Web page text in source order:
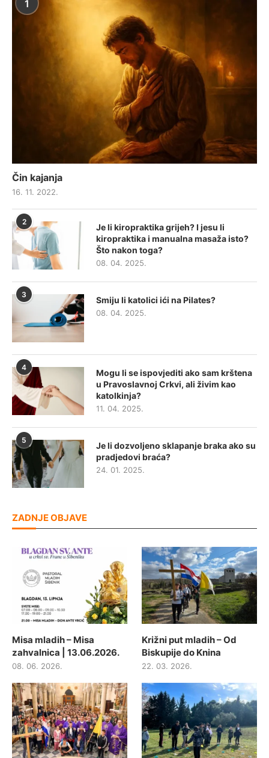
1
Čin kajanja
16. 11. 2022.
2
Je li kiropraktika grijeh? I jesu li
kiropraktika i manualna masaža isto?
Što nakon toga?
08. 04. 2025.
3
Smiju li katolici ići na Pilates?
08. 04. 2025.
4
Mogu li se ispovjediti ako sam krštena
u Pravoslavnoj Crkvi, ali živim kao
katolkinja?
11. 04. 2025.
5
Je li dozvoljeno sklapanje braka ako su
pradjedovi braća?
24. 01. 2025.
ZADNJE OBJAVE
Misa mladih – Misa
zahvalnica | 13.06.2026.
08. 06. 2026.
Križni put mladih – Od
Biskupije do Knina
22. 03. 2026.